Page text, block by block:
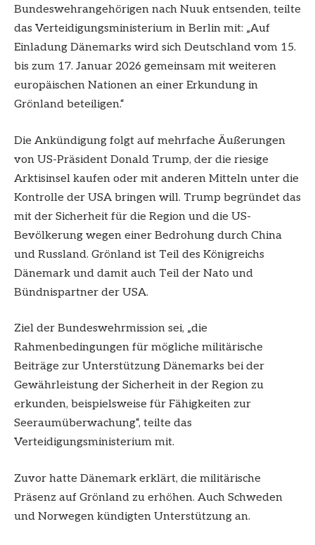
Bundeswehrangehörigen nach Nuuk entsenden, teilte
das Verteidigungsministerium in Berlin mit: „Auf
Einladung Dänemarks wird sich Deutschland vom 15.
bis zum 17. Januar 2026 gemeinsam mit weiteren
europäischen Nationen an einer Erkundung in
Grönland beteiligen.“
Die Ankündigung folgt auf mehrfache Äußerungen
von US-Präsident Donald Trump, der die riesige
Arktisinsel kaufen oder mit anderen Mitteln unter die
Kontrolle der USA bringen will. Trump begründet das
mit der Sicherheit für die Region und die US-
Bevölkerung wegen einer Bedrohung durch China
und Russland. Grönland ist Teil des Königreichs
Dänemark und damit auch Teil der Nato und
Bündnispartner der USA.
Ziel der Bundeswehrmission sei, „die
Rahmenbedingungen für mögliche militärische
Beiträge zur Unterstützung Dänemarks bei der
Gewährleistung der Sicherheit in der Region zu
erkunden, beispielsweise für Fähigkeiten zur
Seeraumüberwachung“, teilte das
Verteidigungsministerium mit.
Zuvor hatte Dänemark erklärt, die militärische
Präsenz auf Grönland zu erhöhen. Auch Schweden
und Norwegen kündigten Unterstützung an.